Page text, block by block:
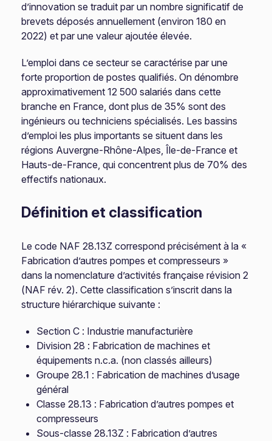
d’innovation se traduit par un nombre significatif de
brevets déposés annuellement (environ 180 en
2022) et par une valeur ajoutée élevée.
L’emploi dans ce secteur se caractérise par une
forte proportion de postes qualifiés. On dénombre
approximativement 12 500 salariés dans cette
branche en France, dont plus de 35% sont des
ingénieurs ou techniciens spécialisés. Les bassins
d’emploi les plus importants se situent dans les
régions Auvergne-Rhône-Alpes, Île-de-France et
Hauts-de-France, qui concentrent plus de 70% des
effectifs nationaux.
Définition et classification
Le code NAF 28.13Z correspond précisément à la «
Fabrication d’autres pompes et compresseurs »
dans la nomenclature d’activités française révision 2
(NAF rév. 2). Cette classification s’inscrit dans la
structure hiérarchique suivante :
Section C : Industrie manufacturière
Division 28 : Fabrication de machines et
équipements n.c.a. (non classés ailleurs)
Groupe 28.1 : Fabrication de machines d’usage
général
Classe 28.13 : Fabrication d’autres pompes et
compresseurs
Sous-classe 28.13Z : Fabrication d’autres